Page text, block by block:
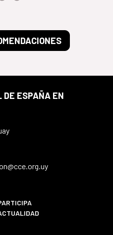
DE ESPAÑA EN